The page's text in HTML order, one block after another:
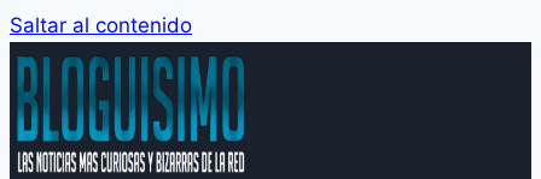
Saltar al contenido